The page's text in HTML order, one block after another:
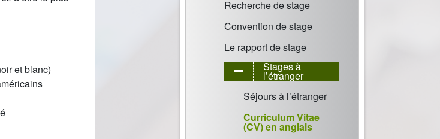
et blanc)
Recherche de stage
Convention de stage
Le rapport de stage
Stages à
l’étranger
Séjours à l’étranger
Curriculum Vitae
(CV) en anglais